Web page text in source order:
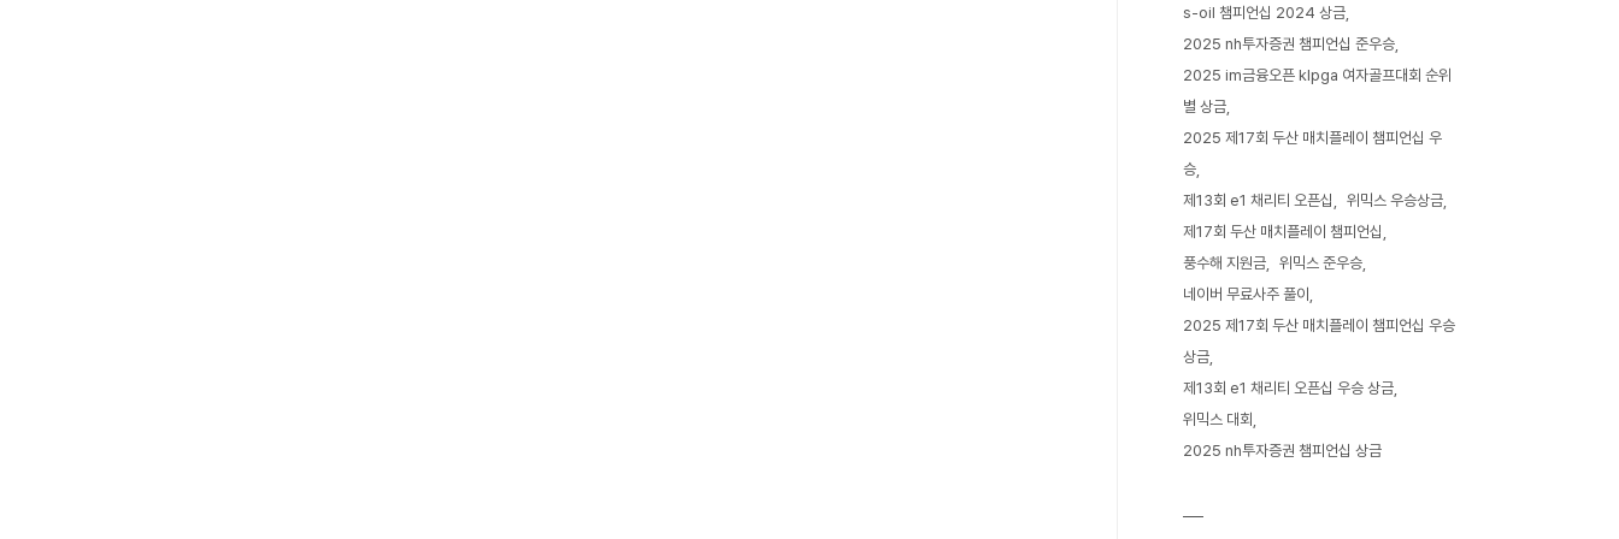
s-oil 챔피언십 2024 상금
2025 nh투자증권 챔피언십 준우승
2025 im금융오픈 klpga 여자골프대회 순위
별 상금
2025 제17회 두산 매치플레이 챔피언십 우
승
제13회 e1 채리티 오픈십
위믹스 우승상금
제17회 두산 매치플레이 챔피언십
풍수해 지원금
위믹스 준우승
네이버 무료사주 풀이
2025 제17회 두산 매치플레이 챔피언십 우승
상금
제13회 e1 채리티 오픈십 우승 상금
위믹스 대회
2025 nh투자증권 챔피언십 상금